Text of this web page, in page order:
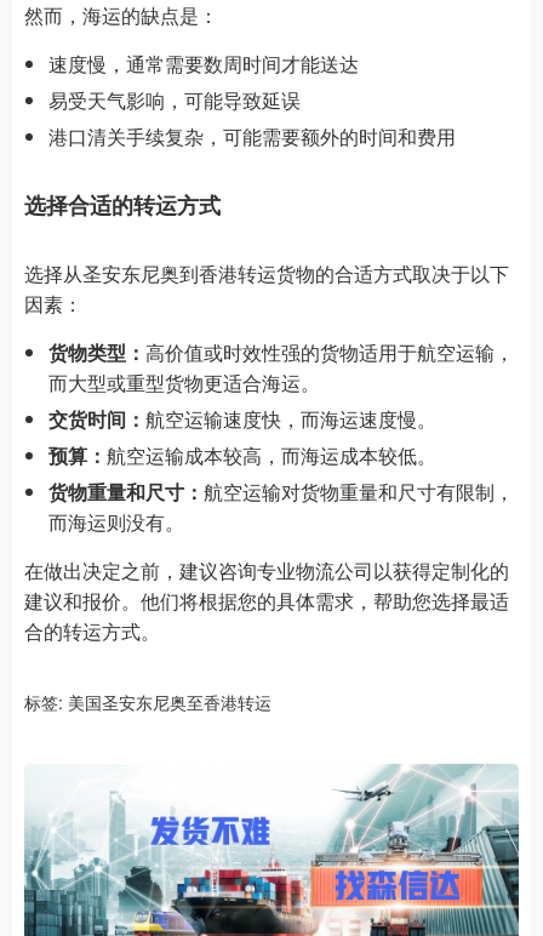
然而，海运的缺点是：
速度慢，通常需要数周时间才能送达
易受天气影响，可能导致延误
港口清关手续复杂，可能需要额外的时间和费用
选择合适的转运方式
选择从圣安东尼奥到香港转运货物的合适方式取决于以下
因素：
货物类型： 高价值或时效性强的货物适用于航空运输，
而大型或重型货物更适合海运。
交货时间： 航空运输速度快，而海运速度慢。
预算： 航空运输成本较高，而海运成本较低。
货物重量和尺寸： 航空运输对货物重量和尺寸有限制，
而海运则没有。
在做出决定之前，建议咨询专业物流公司以获得定制化的
建议和报价。他们将根据您的具体需求，帮助您选择最适
合的转运方式。
标签: 美国圣安东尼奥至香港转运